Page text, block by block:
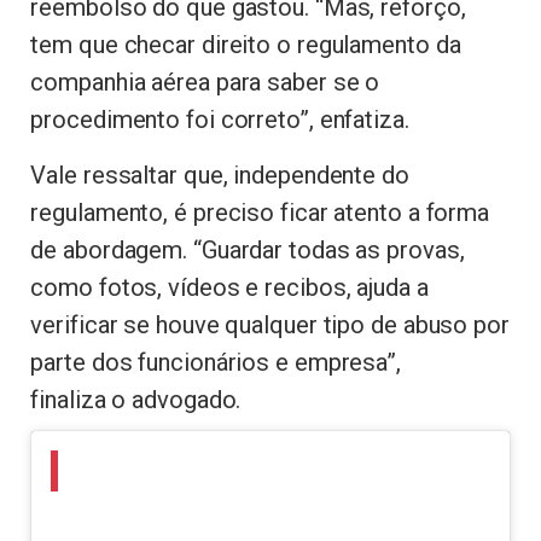
reembolso do que gastou. “Mas, reforço,
tem que checar direito o regulamento da
companhia aérea para saber se o
procedimento foi correto”, enfatiza.
Vale ressaltar que, independente do
regulamento, é preciso ficar atento a forma
de abordagem. “Guardar todas as provas,
como fotos, vídeos e recibos, ajuda a
verificar se houve qualquer tipo de abuso por
parte dos funcionários e empresa”,
finaliza o advogado.